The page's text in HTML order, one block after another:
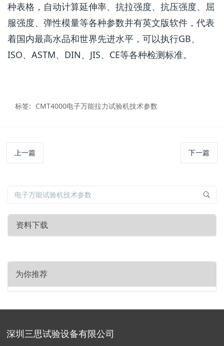
种表格，自动计算延伸率、抗拉强度、抗压强度、屈
服强度、弹性模量等各种参数并有英文版软件，代表
着国内最高水品和世界先进水平，可以执行GB、
ISO、ASTM、DIN、JIS、CE等各种检测标准。
标签: CMT4000电子万能拉力试验机技术参数
上一篇 下一篇
资料下载
为你推荐
深圳三思试验设备有限公司